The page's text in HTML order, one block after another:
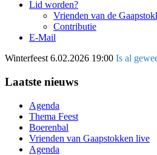
Lid worden?
Vrienden van de
Contributie
E-Mail
Winterfeest 6.02.2026 19:00 Is al
Laatste nieuws
Agenda
Thema Feest
Boerenbal
Vrienden van Gaapstokken live
Agenda